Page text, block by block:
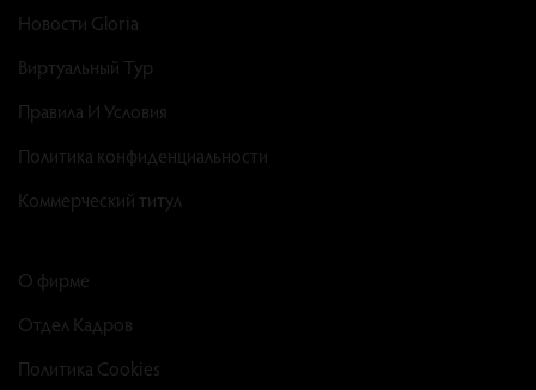
Новости Gloria
Виртуальный Тур
Правила И Условия
Политика конфиденциальности
Коммерческий титул
О фирме
Отдел Кадров
Политика Cookies